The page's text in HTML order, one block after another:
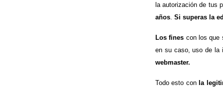
la autorización de tus
años Si superas la
Los fines con los que
en su caso, uso de la
webmaster.
Todo esto con la